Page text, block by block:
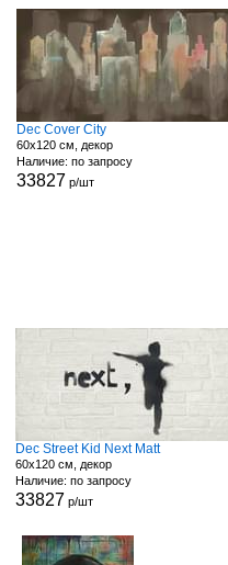
Dec Cover City
60x120 см, декор
Наличие: по запросу
33827 р/шт
Dec Street Kid Next Matt
60x120 см, декор
Наличие: по запросу
33827 р/шт